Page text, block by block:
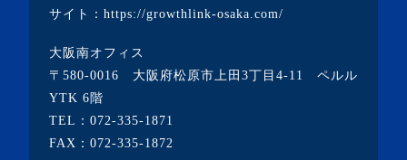
・2021年12月(2記事)
・2021年11月(7記事)
・2021年10月(3記事)
サイト： https://growthlink-osaka.com/
大阪南オフィス
〒580-0016 大阪府松原市上田3丁目4-11 ペルル
YTK 6階
TEL： 072-335-1871
FAX：072-335-1872